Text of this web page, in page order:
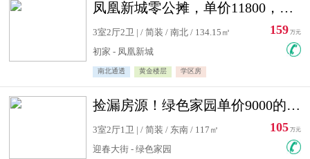
凤凰新城零公摊，单价11800，白银楼层，一个车库另算
3室2厅2卫 | / 简装 / 南北 / 134.15㎡
初家 - 凤凰新城
南北通透 黄金楼层 学区房
159 万元
捡漏房源！绿色家园单价9000的大三居，实验小学永明双学区
3室2厅1卫 | / 简装 / 东南 / 117㎡
迎春大街 - 绿色家园
105 万元